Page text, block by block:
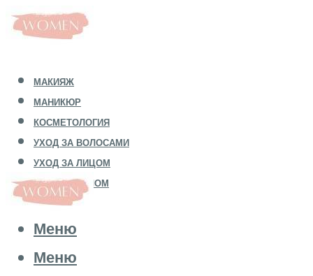
МАКИЯЖ
МАНИКЮР
КОСМЕТОЛОГИЯ
УХОД ЗА ВОЛОСАМИ
УХОД ЗА ЛИЦОМ
УХОД ЗА ТЕЛОМ
Меню
Меню